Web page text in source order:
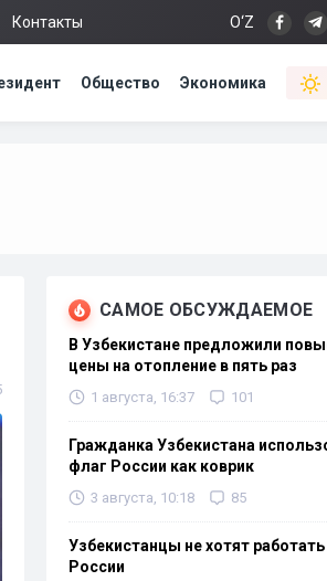
Контакты O‘Z
Общество Экономика
САМОЕ ОБСУЖДАЕМОЕ
В Узбекистане предложили
цены на отопление в пять раз
1 августа, 16:37 101
Гражданка Узбекистана
флаг России как коврик
3 августа, 10:18 85
Узбекистанцы не хотят работать
России